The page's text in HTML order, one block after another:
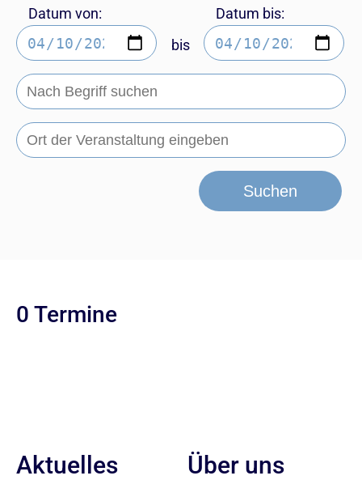
Datum von:
bis
Datum bis:
Suchen
0 Termine
Aktuelles Über uns